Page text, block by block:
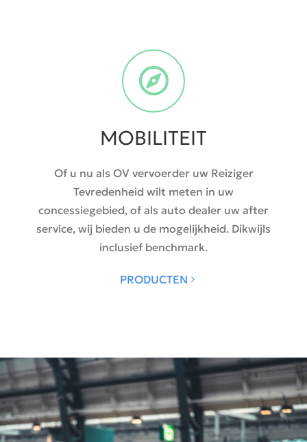
MOBILITEIT
Of u nu als OV vervoerder uw Reiziger
Tevredenheid wilt meten in uw
concessiegebied, of als auto dealer uw after
service, wij bieden u de mogelijkheid. Dikwijls
inclusief benchmark.
PRODUCTEN